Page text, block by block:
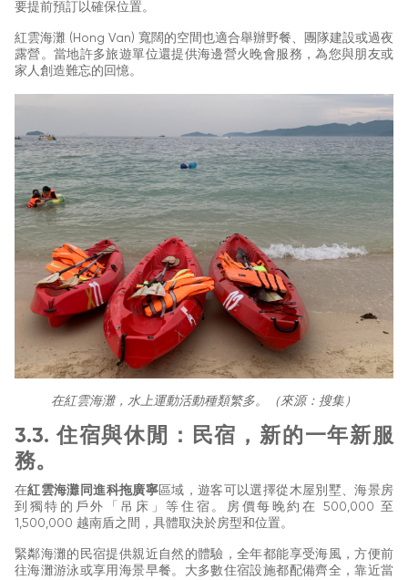
要提前預訂以確保位置。
紅雲海灘 (Hong Van) 寬闊的空間也適合舉辦野餐、團隊建設或過夜
露營。當地許多旅遊單位還提供海邊營火晚會服務，為您與朋友或
家人創造難忘的回憶。
在紅雲海灘，水上運動活動種類繁多。（來源：搜集）
3.3. 住宿與休閒：民宿，新的一年新服
務。
在紅雲海灘同進科拖廣寧區域，遊客可以選擇從木屋別墅、海景房
到獨特的戶外「吊床」等住宿。房價每晚約在 500,000 至
1,500,000 越南盾之間，具體取決於房型和位置。
緊鄰海灘的民宿提供親近自然的體驗，全年都能享受海風，方便前
往海灘游泳或享用海景早餐。大多數住宿設施都配備齊全，靠近當